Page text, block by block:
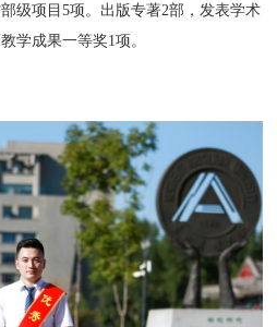
级项目5项。出版专著2部，发表学术
学成果一等奖1项。